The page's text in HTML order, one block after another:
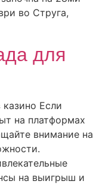
во Струга,
для
Если
на платформах
внимание на
на выигрыш и